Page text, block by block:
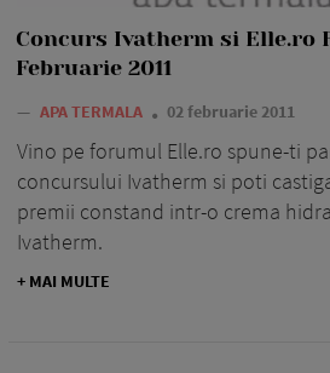
Concurs Ivatherm si Elle.ro
Februarie 2011
— APA TERMALA 02 februarie 2011
Vino pe forumul Elle.ro spune-ti
concursului Ivatherm si poti
premii constand intr-o crema
Ivatherm.
+ MAI MULTE